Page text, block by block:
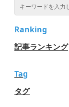
Ranking
記事ランキング
Tag
タグ